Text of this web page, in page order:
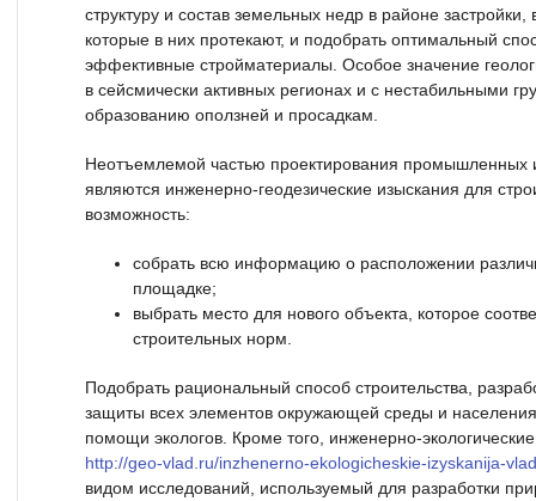
структуру и состав земельных недр в районе
которые в них протекают, и подобрать оптимальный
эффективные стройматериалы. Особое значение
в сейсмически активных регионах и с нестабильными
образованию оползней и просадкам.
Неотъемлемой частью проектирования промышленных
являются инженерно-геодезические изыскания для
возможность:
собрать всю информацию о расположении
площадке;
выбрать место для нового объекта, которое
строительных норм.
Подобрать рациональный способ строительства,
защиты всех элементов окружающей среды и
помощи экологов. Кроме того, инженерно-
http://geo-vlad.ru/inzhenerno-ekologicheskie-izyskanija-
видом исследований, используемый для разработки